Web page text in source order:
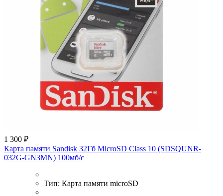
1 300 ₽
Карта памяти Sandisk 32Гб MicroSD Class 10 (SDSQUNR-
032G-GN3MN) 100мб/с
Тип: Карта памяти microSD